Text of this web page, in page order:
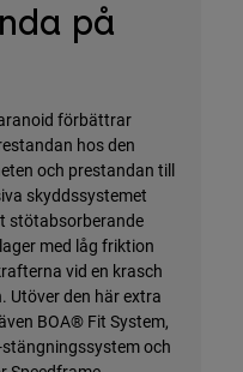
på
förbättrar
hos den
och prestandan till
skyddssystemet
stötabsorberande
med låg friktion
vid en krasch
Utöver den här extra
BOA® Fit System,
och